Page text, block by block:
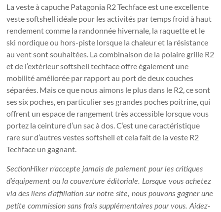
La veste à capuche Patagonia R2 Techface est une excellente
veste softshell idéale pour les activités par temps froid à haut
rendement comme la randonnée hivernale, la raquette et le
ski nordique ou hors-piste lorsque la chaleur et la résistance
au vent sont souhaitées. La combinaison de la polaire grille R2
et de l’extérieur softshell techface offre également une
mobilité améliorée par rapport au port de deux couches
séparées. Mais ce que nous aimons le plus dans le R2, ce sont
ses six poches, en particulier ses grandes poches poitrine, qui
offrent un espace de rangement très accessible lorsque vous
portez la ceinture d’un sac à dos. C’est une caractéristique
rare sur d’autres vestes softshell et cela fait de la veste R2
Techface un gagnant.
SectionHiker n’accepte jamais de paiement pour les critiques
d’équipement ou la couverture éditoriale. Lorsque vous achetez
via des liens d’affiliation sur notre site, nous pouvons gagner une
petite commission sans frais supplémentaires pour vous. Aidez-